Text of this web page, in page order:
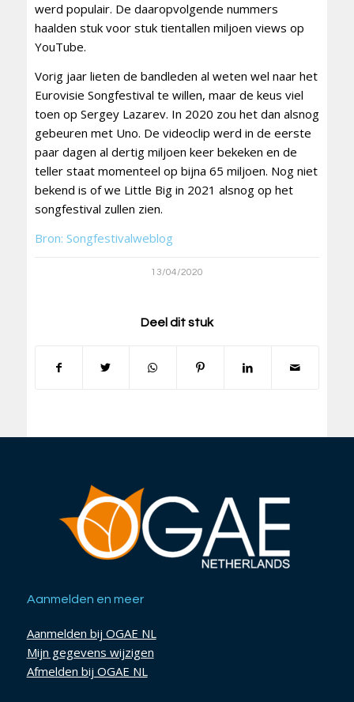
werd populair. De daaropvolgende nummers
haalden stuk voor stuk tientallen miljoen views op
YouTube.
Vorig jaar lieten de bandleden al weten wel naar het
Eurovisie Songfestival te willen, maar de keus viel
toen op Sergey Lazarev. In 2020 zou het dan alsnog
gebeuren met Uno. De videoclip werd in de eerste
paar dagen al dertig miljoen keer bekeken en de
teller staat momenteel op bijna 65 miljoen. Nog niet
bekend is of we Little Big in 2021 alsnog op het
songfestival zullen zien.
Bron: Songfestivalweblog
13/04/2020
Deel dit stuk
Aanmelden en meer
Aanmelden bij OGAE NL
Mijn gegevens wijzigen
Afmelden bij OGAE NL